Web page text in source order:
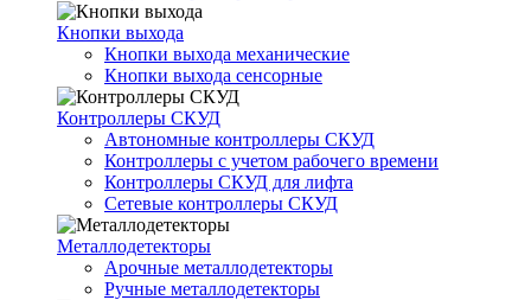
Кнопки выхода
Кнопки выхода механические
Кнопки выхода сенсорные
Контроллеры СКУД
Автономные контроллеры СКУД
Контроллеры с учетом рабочего времени
Контроллеры СКУД для лифта
Сетевые контроллеры СКУД
Металлодетекторы
Арочные металлодетекторы
Ручные металлодетекторы